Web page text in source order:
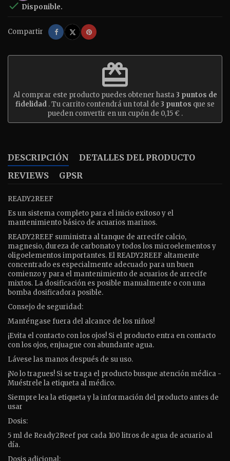
 Disponible.
Compartir Compartir
TuitearPinterest
redeem
Al comprar este producto puedes obtener hasta3 puntos de
fidelidad . Tu carrito contendrá un total de 3 puntos que se
pueden convertir en un cupón de 0,15 € .
DESCRIPCIÓN
DETALLES DEL PRODUCTO
REVIEWS
GPSR
READY2REEF
Es un sistema completo para el inicio exitoso y el
mantenimiento básico de acuarios marinos.
READY2REEF suministra al tanque de arrecife calcio,
magnesio, dureza de carbonato y todos los microelementos y
oligoelementos importantes. El READY2REEF altamente
concentrado es especialmente adecuado para un buen
comienzo y para el mantenimiento de acuarios de arrecife
mixtos. La dosificación es posible manualmente o con una
bomba dosificadora posible.
Consejo de seguridad:
Manténgase fuera del alcance de los niños!
¡Evita el contacto con los ojos! Si el producto entra en contacto
con los ojos, enjuague con abundante agua.
Lávese las manos después de su uso.
¡No lo tragues! Si se traga el producto busque atención médica -
Muéstrele la etiqueta al médico.
Siempre lea la etiqueta y la información del producto antes de
usar
Dosis:
5 ml de Ready2Reef por cada 100 litros de agua de acuario al
día.
Dosis adicional: